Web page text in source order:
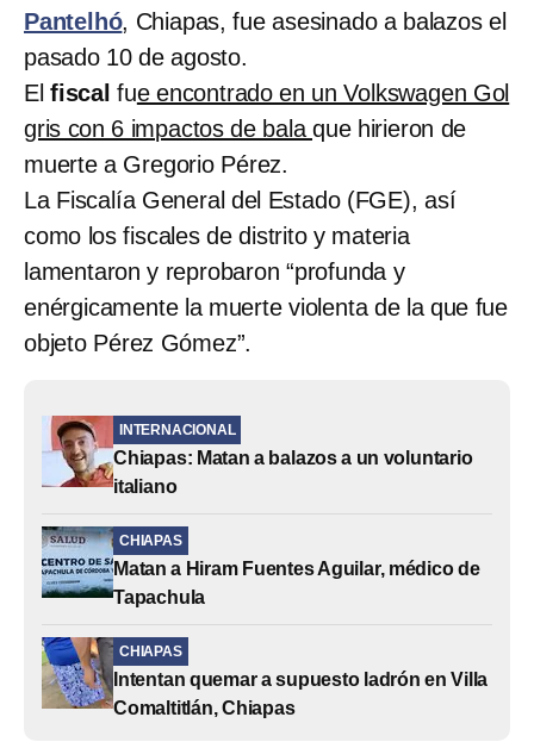
Pantelhó, Chiapas, fue asesinado a balazos el
pasado 10 de agosto.
El fiscalfue encontrado en un Volkswagen Gol
gris con 6 impactos de balaque hirieron de
muerte a Gregorio Pérez.
La Fiscalía General del Estado (FGE), así
como los fiscales de distrito y materia
lamentaron y reprobaron “profunda y
enérgicamente la muerte violenta de la que fue
objeto Pérez Gómez”.
INTERNACIONAL
Chiapas: Matan a balazos a un voluntario
italiano
CHIAPAS
Matan a Hiram Fuentes Aguilar, médico de
Tapachula
CHIAPAS
Intentan quemar a supuesto ladrón en Villa
Comaltitlán, Chiapas